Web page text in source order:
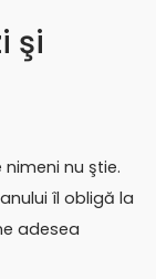
şi
nu ştie.
îl obligă la
adesea